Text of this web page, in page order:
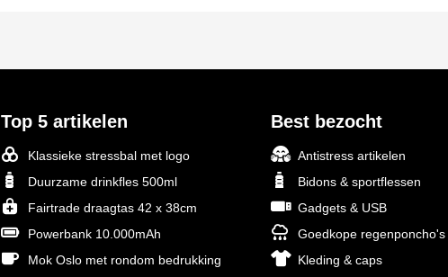
Top 5 artikelen
Klassieke stressbal met logo
Duurzame drinkfles 500ml
Fairtrade draagtas 42 x 38cm
Powerbank 10.000mAh
Mok Oslo met rondom bedrukking
Best bezocht
Antistress artikelen
Bidons & sportflessen
Gadgets & USB
Goedkope regenponcho's
Kleding & caps